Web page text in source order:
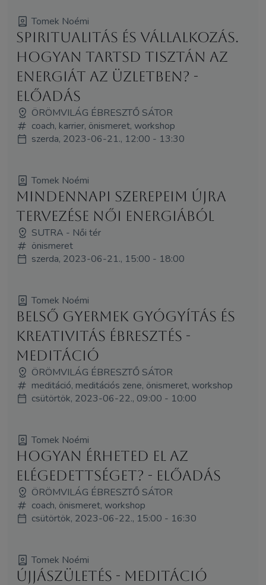
Tomek Noémi
Spiritualitás és vállalkozás.
Hogyan tartsd tisztán az
energiát az üzletben? -
előadás
ÖRÖMVILÁG ÉBRESZTŐ SÁTOR
coach, karrier, önismeret, workshop
szerda, 2023-06-21., 12:00 - 13:30
Tomek Noémi
Mindennapi szerepeim újra
tervezése női energiából
SUTRA - Női tér
önismeret
szerda, 2023-06-21., 15:00 - 18:00
Tomek Noémi
Belső gyermek gyógyítás és
kreativitás ébresztés -
meditáció
ÖRÖMVILÁG ÉBRESZTŐ SÁTOR
meditáció, meditációs zene, önismeret, workshop
csütörtök, 2023-06-22., 09:00 - 10:00
Tomek Noémi
Hogyan érheted el az
elégedettséget? - előadás
ÖRÖMVILÁG ÉBRESZTŐ SÁTOR
coach, önismeret, workshop
csütörtök, 2023-06-22., 15:00 - 16:30
Tomek Noémi
Újjászületés - meditáció